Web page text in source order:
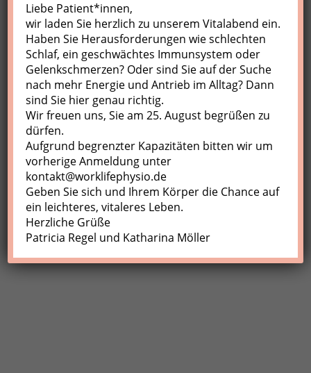
Nächste Kurse
Keine Veranstaltungen
Profil
Meine Buchungen
Abmelden
Liebe Patient*innen,
wir laden Sie herzlich zu unserem Vitalabend ein.
Haben Sie Herausforderungen wie schlechten
Schlaf, ein geschwächtes Immunsystem oder
Gelenkschmerzen? Oder sind Sie auf der Suche
nach mehr Energie und Antrieb im Alltag? Dann
sind Sie hier genau richtig.
Wir freuen uns, Sie am 25. August begrüßen zu
dürfen.
Aufgrund begrenzter Kapazitäten bitten wir um
vorherige Anmeldung unter
kontakt@worklifephysio.de
Geben Sie sich und Ihrem Körper die Chance auf
ein leichteres, vitaleres Leben.
Herzliche Grüße
Patricia Regel und Katharina Möller